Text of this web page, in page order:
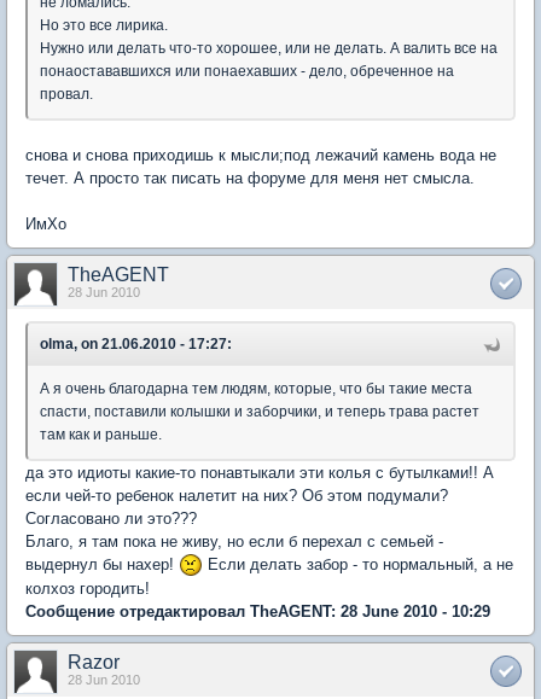
Но это все лирика.
Нужно или делать что-то хорошее, или не делать. А валить все на
понаостававшихся или понаехавших - дело, обреченное на
провал.
снова и снова приходишь к мысли;под лежачий камень вода не
течет. А просто так писать на форуме для меня нет смысла.
ИмХо
TheAGENT
28 Jun 2010
olma, on 21.06.2010 - 17:27:
А я очень благодарна тем людям, которые, что бы такие места
спасти, поставили колышки и заборчики, и теперь трава растет
там как и раньше.
да это идиоты какие-то понавтыкали эти колья с бутылками!! А
если чей-то ребенок налетит на них? Об этом подумали?
Согласовано ли это???
Благо, я там пока не живу, но если б перехал с семьей -
выдернул бы нахер!
Если делать забор - то нормальный, а не
колхоз городить!
Сообщение отредактировал TheAGENT: 28 June 2010 - 10:29
Razor
28 Jun 2010